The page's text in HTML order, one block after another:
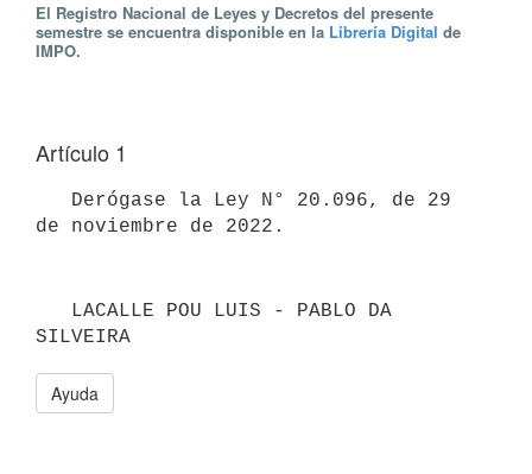
El Registro Nacional de Leyes y Decretos del presente
semestre se encuentra disponible en la Librería Digital de
IMPO.
Artículo 1
SILVEIRA
Ayuda